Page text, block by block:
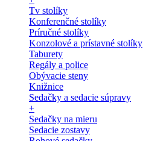
Tv stolíky
Konferenčné stolíky
Príručné stolíky
Konzolové a prístavné stolíky
Taburety
Regály a police
Obývacie steny
Knižnice
Sedačky a sedacie súpravy
+
Sedačky na mieru
Sedacie zostavy